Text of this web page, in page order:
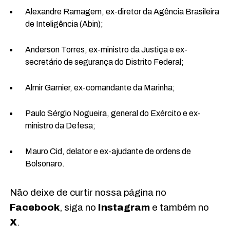
Alexandre Ramagem, ex-diretor da Agência Brasileira
de Inteligência (Abin);
Anderson Torres, ex-ministro da Justiça e ex-
secretário de segurança do Distrito Federal;
Almir Garnier, ex-comandante da Marinha;
Paulo Sérgio Nogueira, general do Exército e ex-
ministro da Defesa;
Mauro Cid, delator e ex-ajudante de ordens de
Bolsonaro.
Não deixe de curtir nossa página no
Facebook, siga no Instagrame também no
X.